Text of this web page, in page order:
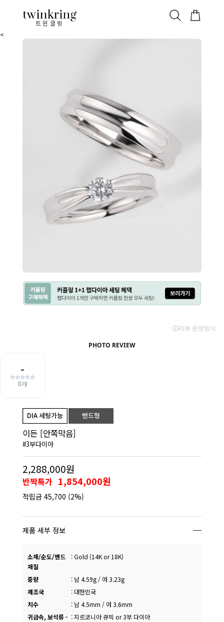
트윈클링
ALL 베스트 안쪽막음 웨딩/다이아 가드링/반지
<
이든 [안쪽막음]
#3부다이아
2,288,000원
반짝특가 1,854,000원
적립금 45,700 (2%)
제품 세부 정보
소재/순도/밴드
재질
:Gold (14K or 18K)
중량 : 남 4.59g / 여 3.23g
제조국
: 대한민국
치수
: 남 4.5mm / 여 3.6mm
귀금속, 보석류 - :지르코니아 큐빅 or 3부 다이아